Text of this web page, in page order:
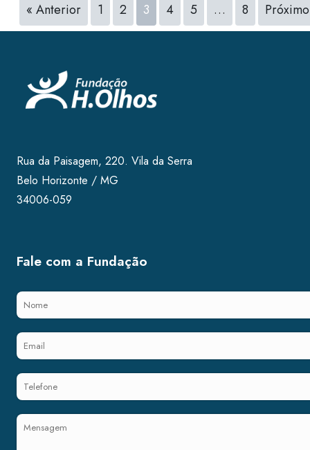
« Anterior 1 2 3 4 5 … 8
Rua da Paisagem, 220. Vila da Serra
Belo Horizonte / MG
34006-059
Fale com a Fundação